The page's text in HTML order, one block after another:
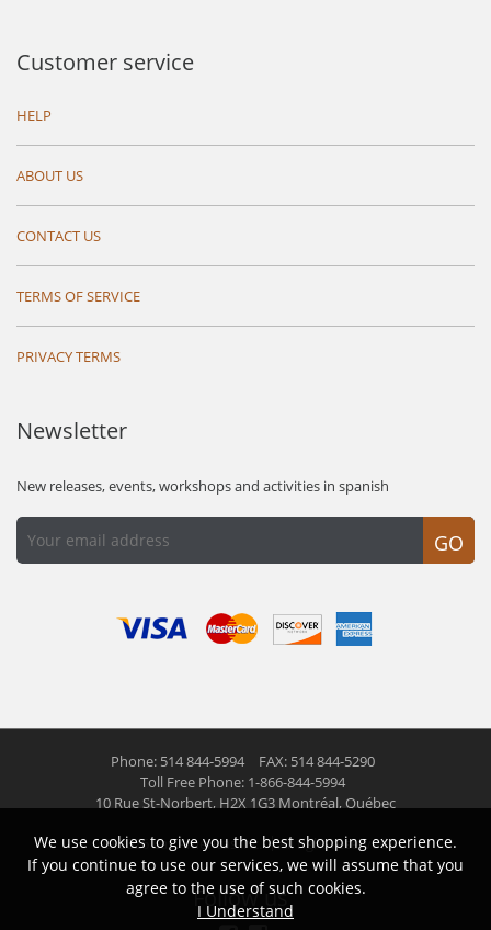
Customer service
HELP
ABOUT US
CONTACT US
TERMS OF SERVICE
PRIVACY TERMS
Newsletter
New releases, events, workshops and activities in spanish
GO
Phone: 514 844-5994
FAX: 514 844-5290
Toll Free Phone: 1-866-844-5994
10 Rue St-Norbert, H2X 1G3 Montréal, Québec
© 2026 Las Americas inc. All right reserved
Follow us
We use cookies to give you the best shopping experience.
If you continue to use our services, we will assume that you
agree to the use of such cookies.
I Understand